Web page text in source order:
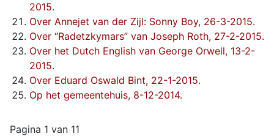
2015.
Over Annejet van der Zijl: Sonny Boy, 26-3-2015.
Over “Radetzkymars” van Joseph Roth, 27-2-2015.
Over het Dutch English van George Orwell, 13-2-
2015.
Over Eduard Oswald Bint, 22-1-2015.
Op het gemeentehuis, 8-12-2014.
Pagina 1 van 11